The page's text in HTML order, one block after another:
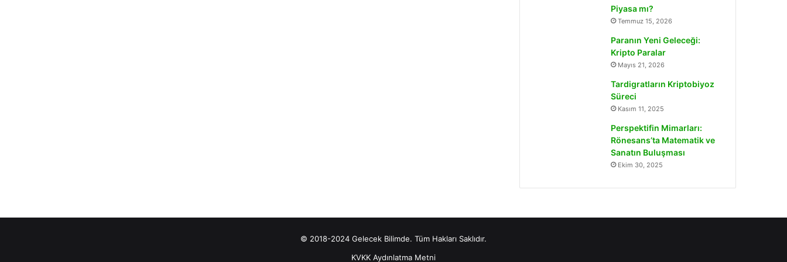
Piyasa mı?
Temmuz 15, 2026
Paranın Yeni Geleceği:
Kripto Paralar
Mayıs 21, 2026
Tardigratların Kriptobiyoz
Süreci
Kasım 11, 2025
Perspektifin Mimarları:
Rönesans’ta Matematik ve
Sanatın Buluşması
Ekim 30, 2025
© 2018-2024 Gelecek Bilimde. Tüm Hakları Saklıdır.
KVKK Aydınlatma Metni